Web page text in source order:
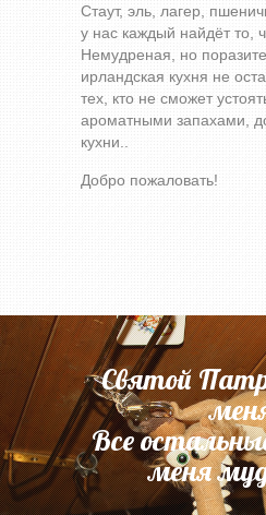
Стаут, эль, лагер,
у нас каждый найдёт то,
Немудреная, но
ирландская кухня не
тех, кто не сможет
ароматными запахами,
кухни..
Добро пожаловать!
Святой
Все
меня